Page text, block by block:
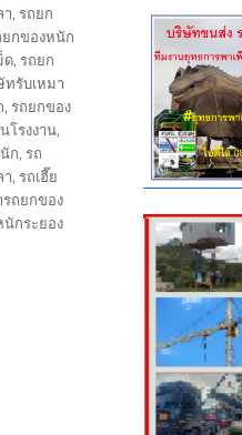
า, รถยก
ยกของหนัก
ด, รถยก
ทรับเหมา
, รถยกของ
โรงงาน,
ก, รถ
า, รถเฮี๊ย
ถยกของ
กระยอง